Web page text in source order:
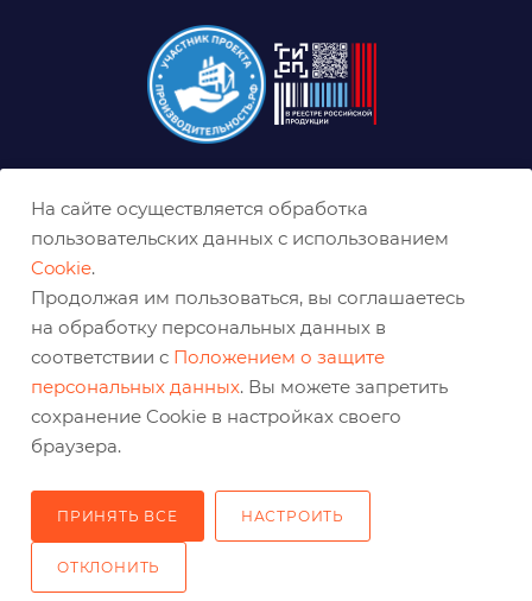
krasnoyarsk@belabraziv.ru
На сайте осуществляется обработка
пользовательских данных с использованием
Cookie.
Продолжая им пользоваться, вы соглашаетесь
на обработку персональных данных в
соответствии с Положением о защите
персональных данных. Вы можете запретить
сохранение Cookie в настройках своего
браузера.
ПРИНЯТЬ ВСЕ НАСТРОИТЬ
ОТКЛОНИТЬ